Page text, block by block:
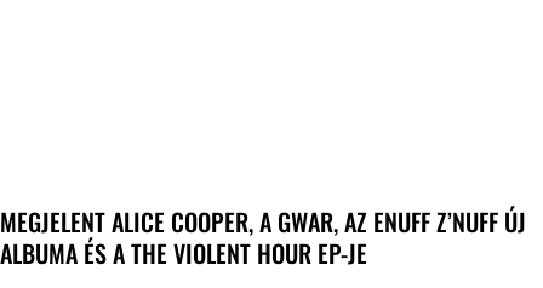
MEGJELENT ALICE COOPER, A GWAR, AZ ENUFF Z’NUFF ÚJ
ALBUMA ÉS A THE VIOLENT HOUR EP-JE